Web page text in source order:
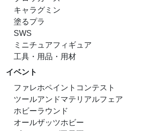
キャラグミン
塗るプラ
SWS
ミニチュアフィギュア
工具・用品・用材
イベント
ファレホペイントコンテスト
ツールアンドマテリアルフェア
ホビーラウンド
オールザッツホビー